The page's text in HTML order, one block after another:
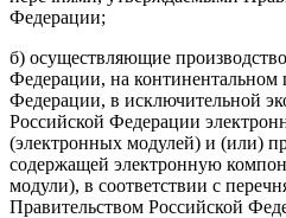
Федерации;
б) осуществляющие
Федерации, на континентальном
Федерации, в исключительной
Российской Федерации
(электронных модулей) и (или)
содержащей электронную
модули), в соответствии с
Правительством Российской